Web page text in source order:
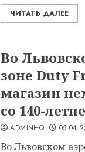
ЧИТАТЬ ДАЛЕЕ
Во
зоне Duty
магазин
со 140-
ADMINHQ
Во Львовском